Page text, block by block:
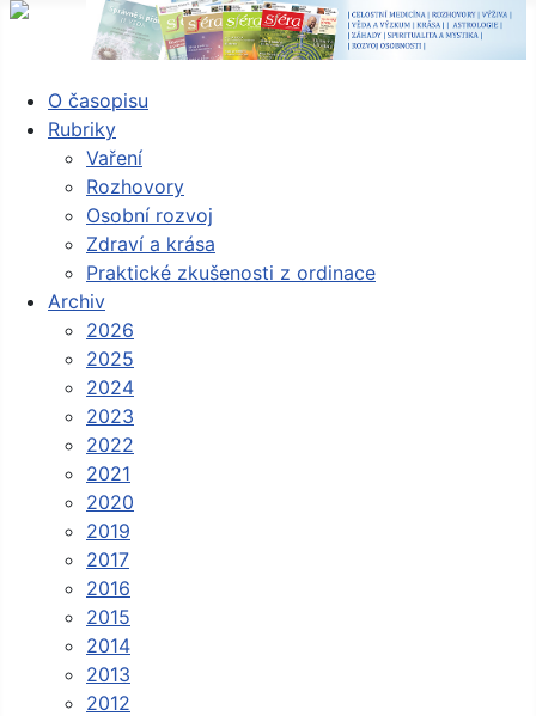
O časopisu
Rubriky
Vaření
Rozhovory
Osobní rozvoj
Zdraví a krása
Praktické zkušenosti z ordinace
Archiv
2026
2025
2024
2023
2022
2021
2020
2019
2017
2016
2015
2014
2013
2012